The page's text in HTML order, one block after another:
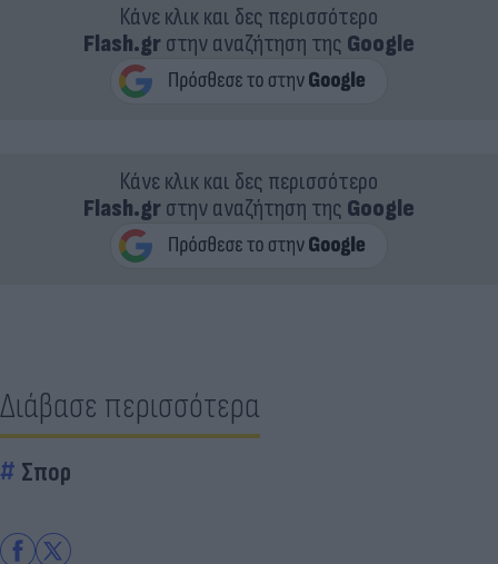
Κάνε κλικ και δες περισσότερο
Flash.grστην αναζήτηση της Google
Κάνε κλικ και δες περισσότερο
Flash.grστην αναζήτηση της Google
Διάβασε περισσότερα
Σπορ